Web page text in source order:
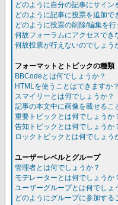
どのように自分の記事にサイン
どのように記事に投票を追加で
どのように投票の削除/編集を
何故フォーラムにアクセスでき
何故投票が行えないのでしょう
フォーマットとトピックの種類
BBCodeとは何でしょうか？
HTMLを使うことはできますか？
スマイリーとは何でしょうか？
記事の本文中に画像を載せるこ
重要トピックとは何でしょうか
告知トピックとは何でしょうか
ロックトピックとは何でしょう
ユーザーレベルとグループ
管理者とは何でしょうか？
モデレーターとは何でしょうか
ユーザーグループとは何でしょ
どのようにグループに参加する